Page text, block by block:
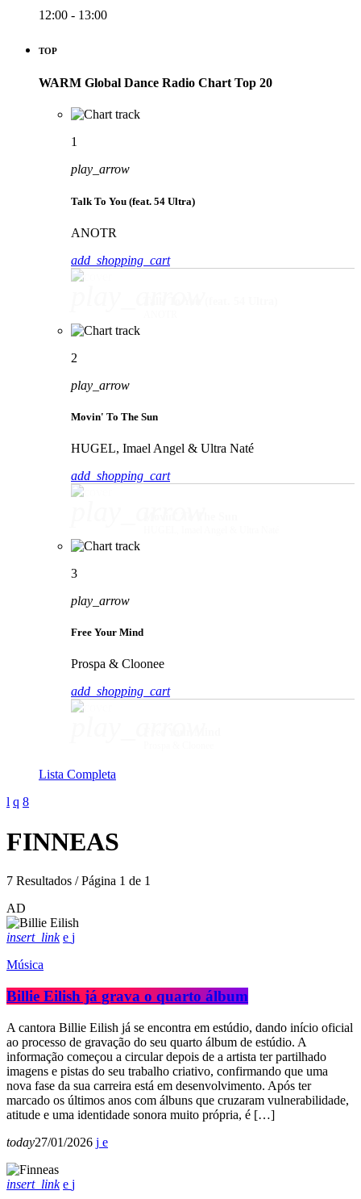
12:00 - 13:00
TOP
WARM Global Dance Radio Chart Top 20
1
play_arrow
Talk To You (feat. 54 Ultra)
ANOTR
add_shopping_cart
2
play_arrow
Movin' To The Sun
HUGEL, Imael Angel & Ultra Naté
add_shopping_cart
3
play_arrow
Free Your Mind
Prospa & Cloonee
add_shopping_cart
Lista Completa
FINNEAS
7 Resultados / Página 1 de 1
AD
insert_link
Música
Billie Eilish já grava o quarto álbum
A cantora Billie Eilish já se encontra em estúdio, dando início oficial
ao processo de gravação do seu quarto álbum de estúdio. A
informação começou a circular depois de a artista ter partilhado
imagens e pistas do seu trabalho criativo, confirmando que uma
nova fase da sua carreira está em desenvolvimento. Após ter
marcado os últimos anos com álbuns que cruzaram vulnerabilidade,
atitude e uma identidade sonora muito própria, é […]
today27/01/2026
insert_link